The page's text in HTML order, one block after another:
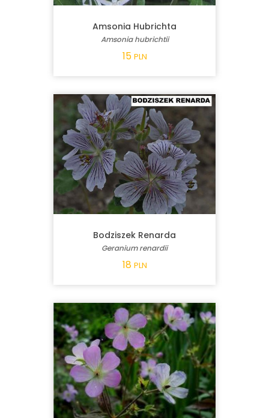
Amsonia Hubrichta
Amsonia hubrichtii
15 PLN
Bodziszek Renarda
Geranium renardii
18 PLN